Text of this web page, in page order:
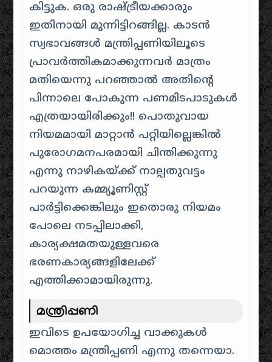
കിട്ടുക. ഒരു രാഷ്ട്രീയക്കാരും
ഇതിനായി മുന്നിട്ടിറങ്ങില്ല. കാടൻ
സ്വഭാവങ്ങൾ മന്ത്രിപ്പണിയിലൂടെ
പ്രാവർത്തികമാക്കുന്നവർ മാത്രം
മതിയെന്നു പറഞ്ഞാൽ അതിന്റെ
പിന്നാലെ പോകുന്ന പണമിടപാടുകൾ
എത്രയായിരിക്കും!! പൊതുവായ
നിയമമായി മാറ്റാൻ പറ്റിയില്ലെങ്കിൽ
പുരോഗമനപരമായി ചിന്തിക്കുന്നു
എന്നു നാഴികയ്ക്ക് നാല്പതുവട്ടം
പറയുന്ന കമ്മ്യൂണിസ്റ്റ്
പാർട്ടിക്കെങ്കിലും ഇതൊരു നിയമം
പോലെ നടപ്പിലാക്കി,
കാര്യക്ഷമതയുള്ളവരെ
ഭരണകാര്യങ്ങളിലേക്ക്
എത്തിക്കാമായിരുന്നു.
മന്ത്രിപ്പണി
ഇവിടെ ഉപയോഗിച്ച വാക്കുകൾ
മൊത്തം മന്ത്രിപ്പണി എന്നു തന്നെയാ.